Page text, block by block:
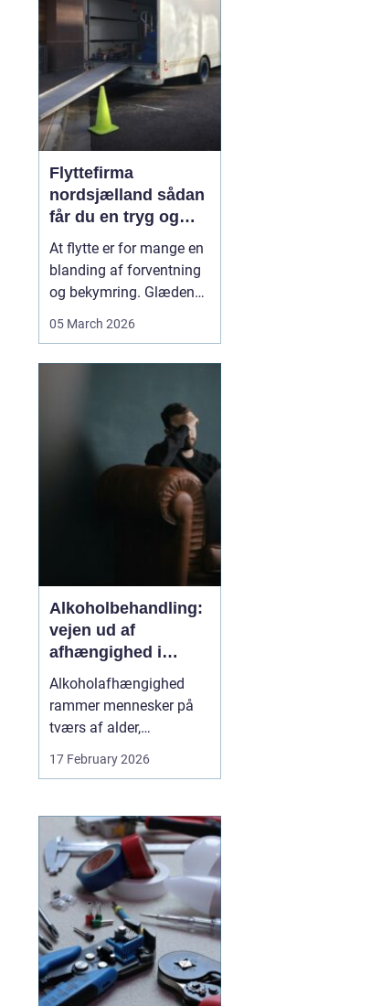
responstid og rådgivning
varierer m...
Flyttefirma
nordsjælland sådan
får du en tryg og
effektiv flytning
At flytte er for mange en
blanding af forventning
og bekymring. Glæden
ved et nyt hjem bliver
logistik, der skal gå op.
Flyttefirma Nordsjæ...
05 March 2026
Alkoholbehandling:
vejen ud af
afhængighed i
trygge rammer
Alkoholafhængighed
rammer mennesker på
tværs af alder,
uddannelse og
baggrund. For mange
Et glas for at falde ned
efter arbejde, lidt ekstra i
weekenden, og pludselig
er alkoholen blevet en
nødve...
17 February 2026